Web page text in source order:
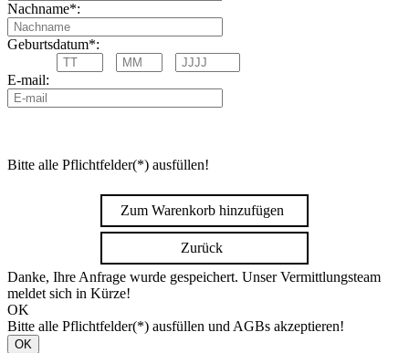
Nachname*:
Geburtsdatum*:
E-mail:
Bitte alle Pflichtfelder(*) ausfüllen!
Zum Warenkorb hinzufügen
Zurück
Danke, Ihre Anfrage wurde gespeichert. Unser Vermittlungsteam
meldet sich in Kürze!
OK
Bitte alle Pflichtfelder(*) ausfüllen und AGBs akzeptieren!
OK